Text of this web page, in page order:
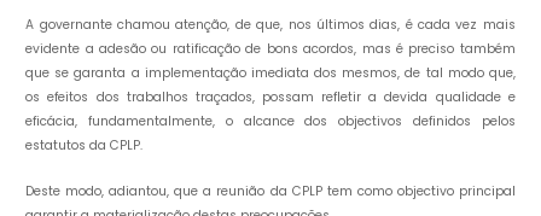
A governante chamou atenção, de que, nos últimos dias, é cada vez mais
evidente a adesão ou ratificação de bons acordos, mas é preciso também
que se garanta a implementação imediata dos mesmos, de tal modo que,
os efeitos dos trabalhos traçados, possam refletir a devida qualidade e
eficácia, fundamentalmente, o alcance dos objectivos definidos pelos
estatutos da CPLP.
Deste modo, adiantou, que a reunião da CPLP tem como objectivo principal